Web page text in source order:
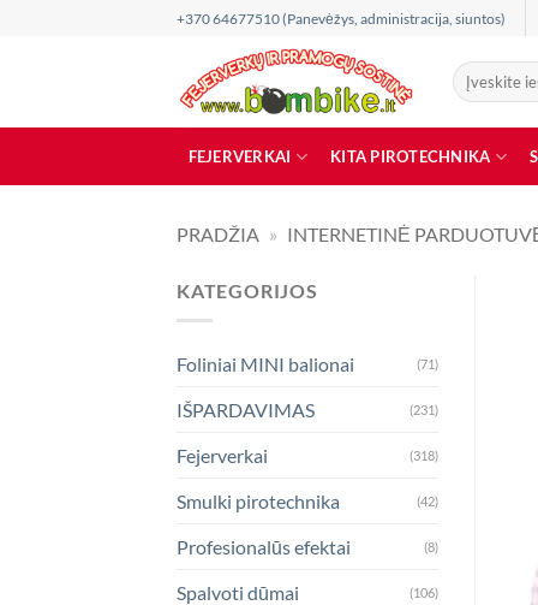
+370 64677510 (Panevėžys, administracija, siuntos)
Ieškoti:
FEJERVERKAI KITA PIROTECHNIKA
PRADŽIA » INTERNETINĖ
KATEGORIJOS
Foliniai MINI balionai (71)
IŠPARDAVIMAS (231)
Fejerverkai (318)
Smulki pirotechnika (42)
Profesionalūs efektai (8)
Spalvoti dūmai (106)